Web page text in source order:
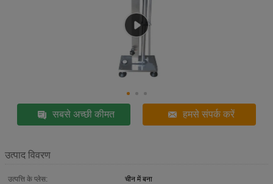
सबसे अच्छी कीमत हमसे संपर्क करें
उत्पाद विवरण
उत्पत्ति के प्लेस:
चीन में बना